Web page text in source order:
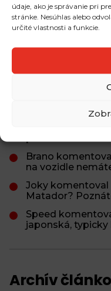
údaje, ako je správanie pri
stránke. Nesúhlas alebo
určité vlastnosti a funkcie.
Aké zimné
ceste do
Najnovšie
off-road
Brano
na vozidle
Joky
Matador?
Speed
japonská, typicky
Archív